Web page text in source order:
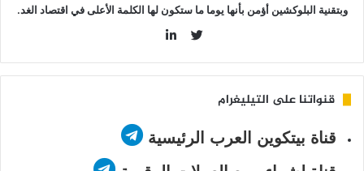
وبتقنية البلوكشين أؤمن بأنها يوما ما ستكون لها الكلمة الأعلى في اقتصاد الغد.
قنواتنا على التيليغرام
قناة بيتكوين العرب الرئيسية